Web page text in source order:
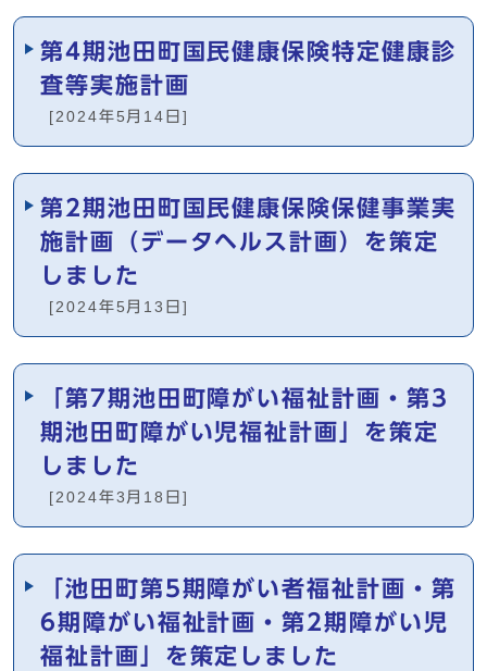
第4期池田町国民健康保険特定健康診
査等実施計画
[2024年5月14日]
第2期池田町国民健康保険保健事業実
施計画（データヘルス計画）を策定
しました
[2024年5月13日]
「第7期池田町障がい福祉計画・第3
期池田町障がい児福祉計画」を策定
しました
[2024年3月18日]
「池田町第5期障がい者福祉計画・第
6期障がい福祉計画・第2期障がい児
福祉計画」を策定しました